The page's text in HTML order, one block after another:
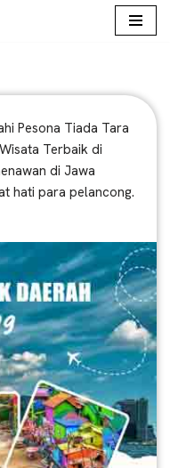
Pesona Tiada Tara
Terbaik di
di Jawa
hati para pelancong.